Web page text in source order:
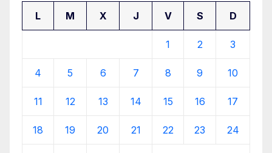
L M X J V S D
1 2 3
4 5 6 7 8 9 10
11 12 13 14 15 16 17
18 19 20 21 22 23 24